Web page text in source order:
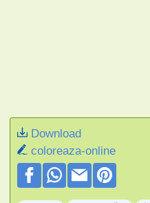
Download
coloreaza-online